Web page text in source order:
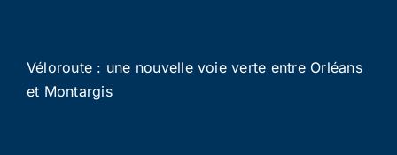
Véloroute : une nouvelle voie verte entre Orléans
et Montargis